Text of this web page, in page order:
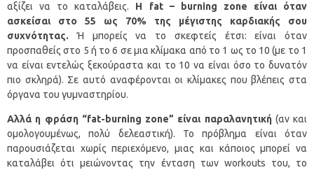
αξίζει να το καταλάβεις. Η fat – burning zone είναι όταν
ασκείσαι στο 55 ως 70% της μέγιστης καρδιακής σου
συχνότητας. Ή μπορείς να το σκεφτείς έτσι: είναι όταν
προσπαθείς στο 5 ή το 6 σε μια κλίμακα από το 1 ως το 10 (με το 1
να είναι εντελώς ξεκούραστα και το 10 να είναι όσο το δυνατόν
πιο σκληρά). Σε αυτό αναφέρονται οι κλίμακες που βλέπεις στα
όργανα του γυμναστηρίου.
Αλλά η φράση “fat-burning zone” είναι παραλανητική (αν και
ομολογουμένως, πολύ δελεαστική). Το πρόβλημα είναι όταν
παρουσιάζεται χωρίς περιεχόμενο, μιας και κάποιος μπορεί να
καταλάβει ότι μειώνοντας την ένταση των workouts του, το